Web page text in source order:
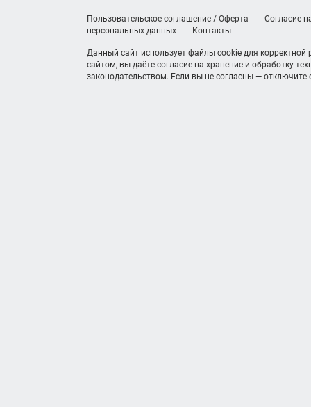
Пользовательское соглашение / Оферта
Согласие
персональных данных
Контакты
Данный сайт использует файлы cookie для
сайтом, вы даёте согласие на хранение и обработку
законодательством. Если вы не согласны — отключите